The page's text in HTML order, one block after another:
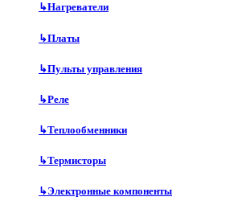
↳Нагреватели
↳Платы
↳Пульты управления
↳Реле
↳Теплообменники
↳Термисторы
↳Электронные компоненты